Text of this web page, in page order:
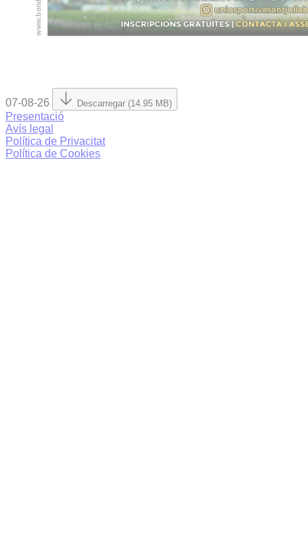
07-08-26 Descarregar (14.95 MB)
Presentació
Avís legal
Política de Privacitat
Política de Cookies